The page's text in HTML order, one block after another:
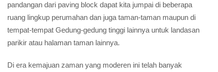
pandangan dari paving block dapat kita jumpai di beberapa
ruang lingkup perumahan dan juga taman-taman maupun di
tempat-tempat Gedung-gedung tinggi lainnya untuk landasan
parikir atau halaman taman lainnya.
Di era kemajuan zaman yang moderen ini telah banyak